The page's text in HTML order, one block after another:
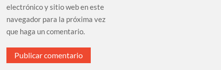
electrónico y sitio web en este
navegador para la próxima vez
que haga un comentario.